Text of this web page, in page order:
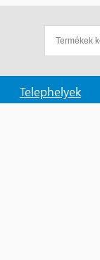
Telephelyek